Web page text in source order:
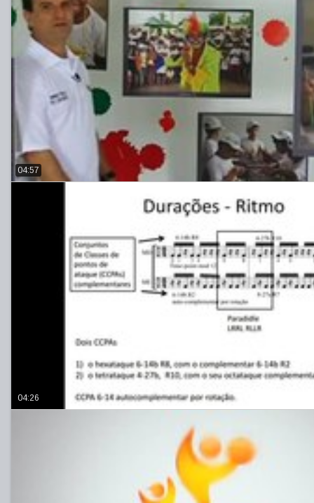
04:57
04:26